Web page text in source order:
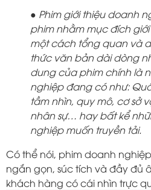
● Phim giới thiệu doanh
phim nhằm mục đích
một cách tổng quan và
thức văn bản dài dòng
dung của phim chính là
nghiệp đang có như:
tầm nhìn, quy mô, cơ sở
nhân sự… hay bất kể
nghiệp muốn truyền tải.
Có thể nói, phim doanh
ngắn gọn, súc tích và đầy đủ
khách hàng có cái nhìn trực